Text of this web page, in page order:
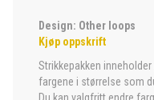
Design: Other loops
Kjøp oppskrift
Strikkepakken
fargene i størrelse som